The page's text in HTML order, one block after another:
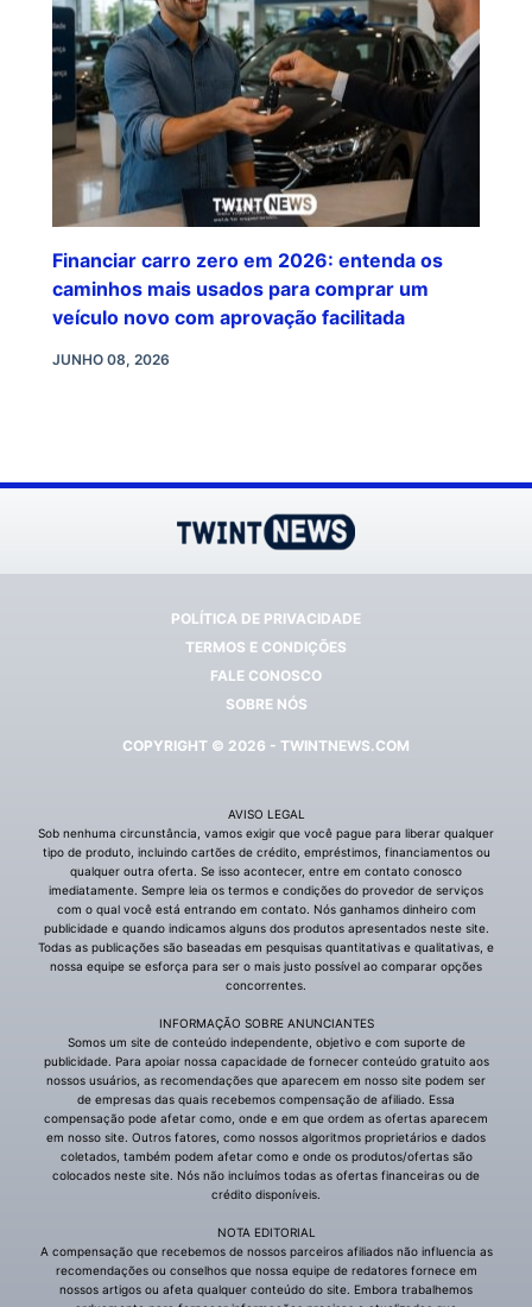
Financiar carro zero em 2026: entenda os
caminhos mais usados para comprar um
veículo novo com aprovação facilitada
JUNHO 08, 2026
POLÍTICA DE PRIVACIDADE
TERMOS E CONDIÇÕES
FALE CONOSCO
SOBRE NÓS
COPYRIGHT © 2026 - TWINTNEWS.COM